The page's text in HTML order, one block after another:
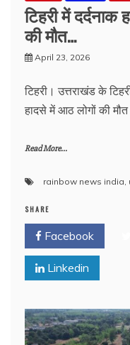
टिहरी में दर्दनाक
की मौत…
April 23, 2026
टिहरी। उत्तराखंड के
हादसे में आठ लोगों की
Read More...
rainbow news india,
SHARE
Facebook
Linkedin